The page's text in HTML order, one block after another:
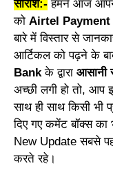
सारांश:- हमने आज आपने
को Airtel
बारे में विस्तार से
आर्टिकल को पढ़ने के
Bankके द्वारा आसानी
अच्छी लगी हो तो, आप
साथ ही साथ किसी भी
दिए गए कमेंट बॉक्स
New Update सबसे
करते रहे।